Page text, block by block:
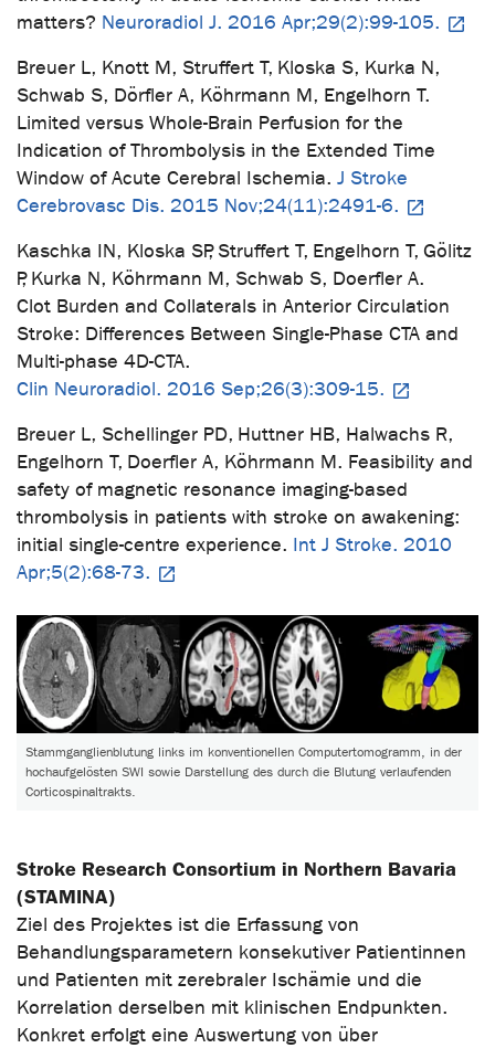
matters? Neuroradiol J. 2016 Apr;29(2):99-105.
Breuer L, Knott M, Struffert T, Kloska S, Kurka N,
Schwab S, Dörfler A, Köhrmann M, Engelhorn T.
Limited versus Whole-Brain Perfusion for the
Indication of Thrombolysis in the Extended Time
Window of Acute Cerebral Ischemia. J Stroke
Cerebrovasc Dis. 2015 Nov;24(11):2491-6.
Kaschka IN, Kloska SP, Struffert T, Engelhorn T, Gölitz
P, Kurka N, Köhrmann M, Schwab S, Doerfler A.
Clot Burden and Collaterals in Anterior Circulation
Stroke: Differences Between Single-Phase CTA and
Multi-phase 4D-CTA.
Clin Neuroradiol. 2016 Sep;26(3):309-15.
Breuer L, Schellinger PD, Huttner HB, Halwachs R,
Engelhorn T, Doerfler A, Köhrmann M. Feasibility and
safety of magnetic resonance imaging-based
thrombolysis in patients with stroke on awakening:
initial single-centre experience. Int J Stroke. 2010
Apr;5(2):68-73.
Stammganglienblutung links im konventionellen Computertomogramm, in der
hochaufgelösten SWI sowie Darstellung des durch die Blutung verlaufenden
Corticospinaltrakts.
Stroke Research Consortium in Northern Bavaria
(STAMINA)
Ziel des Projektes ist die Erfassung von
Behandlungsparametern konsekutiver Patientinnen
und Patienten mit zerebraler Ischämie und die
Korrelation derselben mit klinischen Endpunkten.
Konkret erfolgt eine Auswertung von über